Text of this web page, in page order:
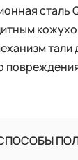
сталь
тали